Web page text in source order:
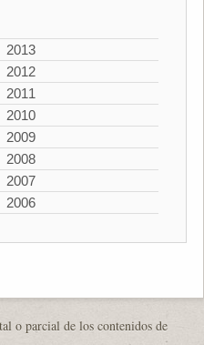
2013
2012
2011
2010
2009
2008
2007
2006
o parcial de los contenidos de